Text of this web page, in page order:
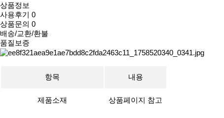
상품정보
사용후기 0
상품문의 0
배송/교환/환불
품질보증
항목 내용
제품소재 상품페이지 참고